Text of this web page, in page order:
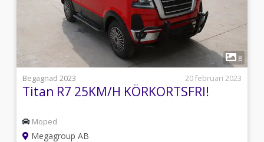
1
8
Begagnad 2023
20 februari 2023
Titan R7 25KM/H KÖRKORTSFRI!
Moped
Megagroup AB